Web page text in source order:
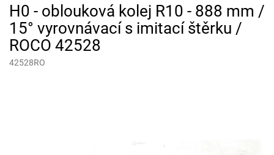
H0 - oblouková kolej R10 - 888 mm /
15° vyrovnávací s imitací štěrku /
ROCO 42528
42528RO